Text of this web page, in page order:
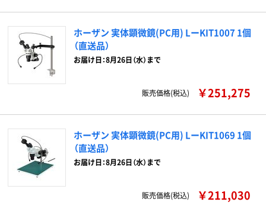
ホーザン 実体顕微鏡(PC用) LーKIT1007 1個
（直送品）
お届け日：8月26日（水）まで
販売価格(税込) ￥251,275
ホーザン 実体顕微鏡(PC用) LーKIT1069 1個
（直送品）
お届け日：8月26日（水）まで
販売価格(税込) ￥211,030